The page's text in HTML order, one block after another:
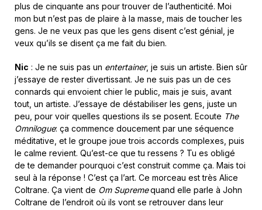
plus de cinquante ans pour trouver de l’authenticité. Moi
mon but n’est pas de plaire à la masse, mais de toucher les
gens. Je ne veux pas que les gens disent c’est génial, je
veux qu’ils se disent ça me fait du bien.
Nic : Je ne suis pas un entertainer, je suis un artiste. Bien sûr
j’essaye de rester divertissant. Je ne suis pas un de ces
connards qui envoient chier le public, mais je suis, avant
tout, un artiste. J’essaye de déstabiliser les gens, juste un
peu, pour voir quelles questions ils se posent. Ecoute The
Omnilogue: ça commence doucement par une séquence
méditative, et le groupe joue trois accords complexes, puis
le calme revient. Qu’est-ce que tu ressens ? Tu es obligé
de te demander pourquoi c’est construit comme ça. Mais toi
seul à la réponse ! C’est ça l’art. Ce morceau est très Alice
Coltrane. Ça vient de Om Supremequand elle parle à John
Coltrane de l’endroit où ils vont se retrouver dans leur